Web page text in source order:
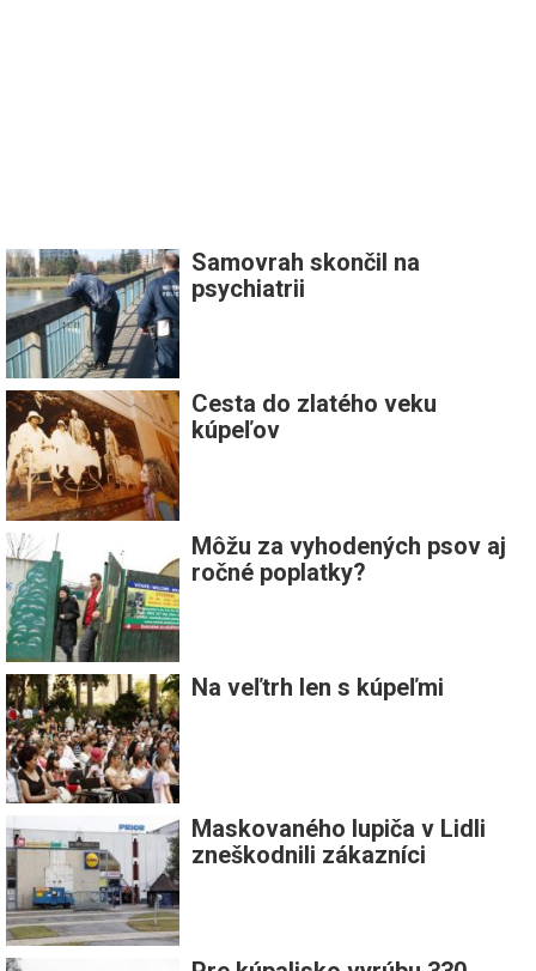
Samovrah skončil na
psychiatrii
Cesta do zlatého veku
kúpeľov
Môžu za vyhodených psov aj
ročné poplatky?
Na veľtrh len s kúpeľmi
Maskovaného lupiča v Lidli
zneškodnili zákazníci